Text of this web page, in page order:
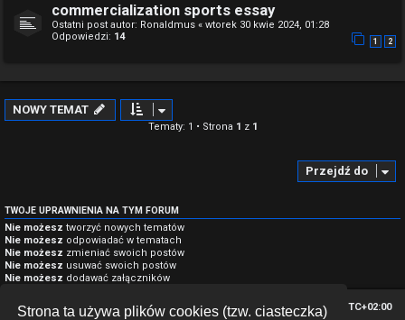
Strona ta używa plików cookies (tzw. ciasteczka)
commercialization sports essay
Ostatni post autor: Ronaldmus « wtorek 30 kwie 2024, 01:28
Odpowiedzi: 14 1 2
NOWY TEMAT
Tematy: 1 • Strona 1 z 1
Przejdź do
TWOJE UPRAWNIENIA NA TYM FORUM
Nie możesz tworzyć nowych tematów
Nie możesz odpowiadać w tematach
Nie możesz zmieniać swoich postów
Nie możesz usuwać swoich postów
Nie możesz dodawać załączników
Strona główna Strefa czasowa UTC+02:00